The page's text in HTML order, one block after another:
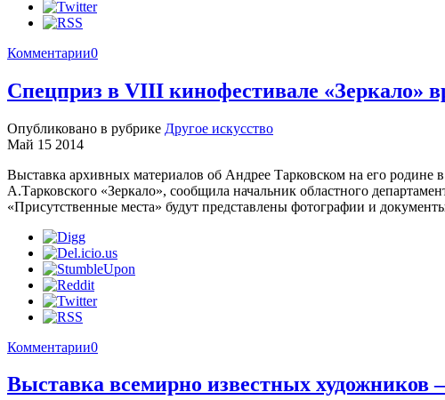
Комментарии0
Спецприз в VIII кинофестивале «Зеркало»
Опубликовано в рубрике Другое искусство
Май 15 2014
Выставка архивных материалов об Андрее Тарковском на его
А.Тарковского «Зеркало», сообщила начальник областного
«Присутственные места» будут представлены фотографии и
Комментарии0
Выставка всемирно известных художников